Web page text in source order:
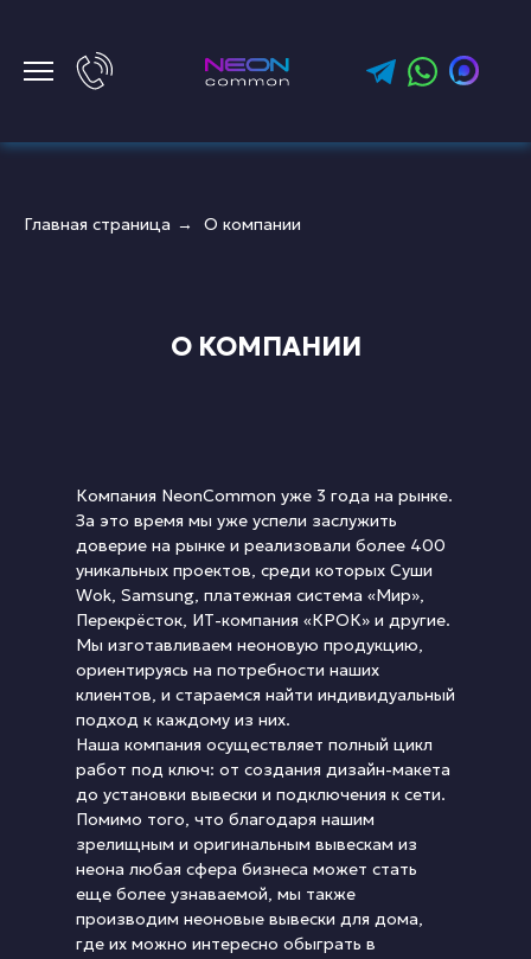
Главная страница → О компании
О КОМПАНИИ
Компания NeonCommon уже 3 года на рынке.
За это время мы уже успели заслужить
доверие на рынке и реализовали более 400
уникальных проектов, среди которых Суши
Wok, Samsung, платежная система «Мир»,
Перекрёсток, ИТ-компания «КРОК» и другие.
Мы изготавливаем неоновую продукцию,
ориентируясь на потребности наших
клиентов, и стараемся найти индивидуальный
подход к каждому из них.
Наша компания осуществляет полный цикл
работ под ключ: от создания дизайн-макета
до установки вывески и подключения к сети.
Помимо того, что благодаря нашим
зрелищным и оригинальным вывескам из
неона любая сфера бизнеса может стать
еще более узнаваемой, мы также
производим неоновые вывески для дома,
где их можно интересно обыграть в